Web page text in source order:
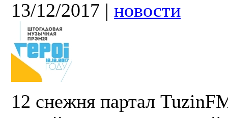
13/12/2017 | новости
12 снежня партал